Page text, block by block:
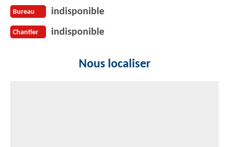
Bureau indisponible
Chantier indisponible
Nous localiser